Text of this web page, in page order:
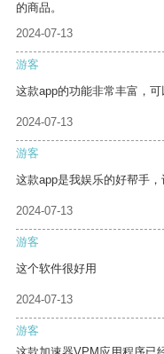
的商品。
2024-07-13
游客
这款app的功能非常丰富，可
2024-07-13
游客
这款app是我娱乐的好帮手
2024-07-13
游客
这个软件很好用
2024-07-13
游客